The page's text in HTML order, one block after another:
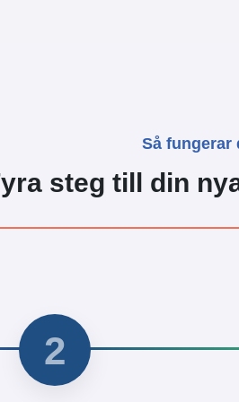
Så fungerar
steg till din
2